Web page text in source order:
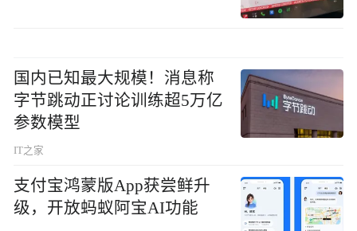
国内已知最大规模！消息称
字节跳动正讨论训练超5万亿
参数模型
IT之家
支付宝鸿蒙版App获尝鲜升
级，开放蚂蚁阿宝AI功能